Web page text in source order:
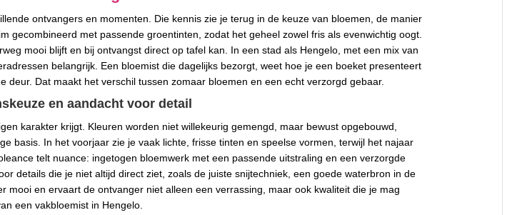
ontvangers en momenten. Die kennis zie je terug in de keuze van bloemen, de manier
gecombineerd met passende groentinten, zodat het geheel zowel fris als evenwichtig oogt.
mooi blijft en bij ontvangst direct op tafel kan. In een stad als Hengelo, met een mix van
belangrijk. Een bloemist die dagelijks bezorgt, weet hoe je een boeket presenteert
Dat maakt het verschil tussen zomaar bloemen en een echt verzorgd gebaar.
en aandacht voor detail
karakter krijgt. Kleuren worden niet willekeurig gemengd, maar bewust opgebouwd,
basis. In het voorjaar zie je vaak lichte, frisse tinten en speelse vormen, terwijl het najaar
telt nuance: ingetogen bloemwerk met een passende uitstraling en een verzorgde
details die je niet altijd direct ziet, zoals de juiste snijtechniek, een goede waterbron in de
en ervaart de ontvanger niet alleen een verrassing, maar ook kwaliteit die je mag
een vakbloemist in Hengelo.